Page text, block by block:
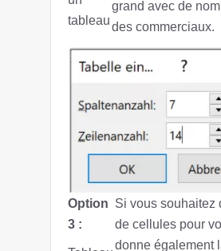
tableau
grand avec de
des commerciaux.
Option
3 :
Si vous souhaitez
de cellules pour
donne également